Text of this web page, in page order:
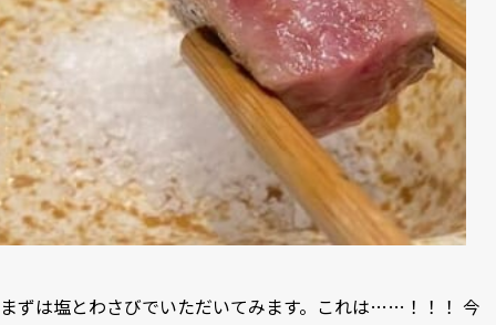
まずは塩とわさびでいただいてみます。これは……！！！ 今